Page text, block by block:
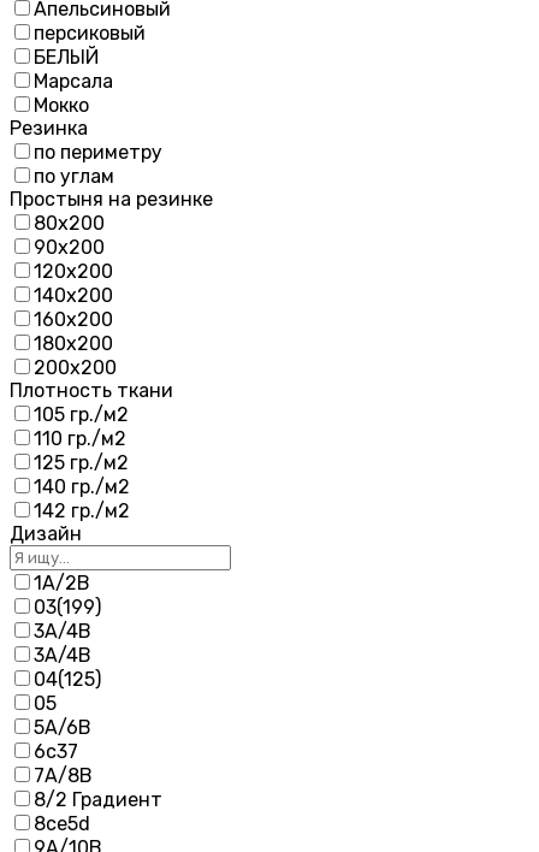
Апельсиновый
персиковый
БЕЛЫЙ
Марсала
Мокко
Резинка
по периметру
по углам
Простыня на резинке
80х200
90х200
120х200
140х200
160х200
180х200
200х200
Плотность ткани
105 гр./м2
110 гр./м2
125 гр./м2
140 гр./м2
142 гр./м2
Дизайн
1А/2В
03(199)
3A/4B
3А/4В
04(125)
05
5А/6В
6с37
7А/8В
8/2 Градиент
8се5d